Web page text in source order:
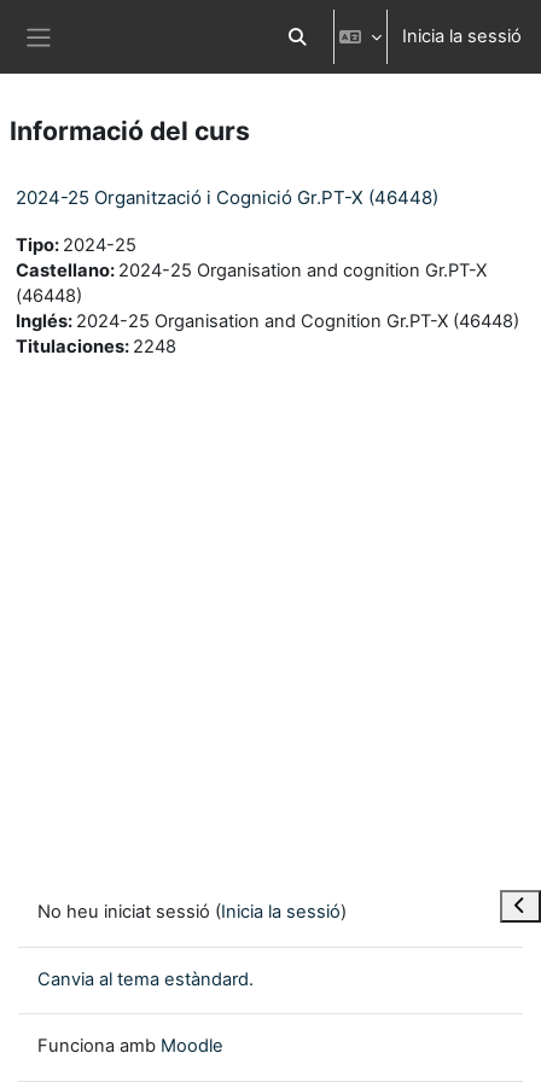
Commuta l'entrada de la cerca
Inicia la sessió
Informació del curs
2024-25 Organització i Cognició Gr.PT-X (46448)
Tipo: 2024-25
Castellano: 2024-25 Organisation and cognition Gr.PT-X
(46448)
Inglés: 2024-25 Organisation and Cognition Gr.PT-X (46448)
Titulaciones: 2248
No heu iniciat sessió (Inicia la sessió)
Canvia al tema estàndard.
Funciona amb Moodle